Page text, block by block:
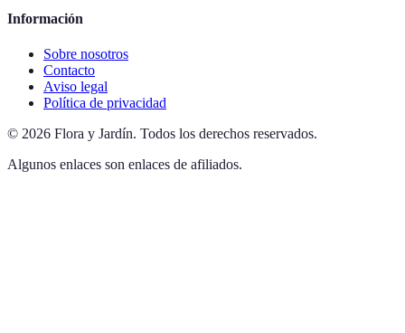
Información
Sobre nosotros
Contacto
Aviso legal
Política de privacidad
© 2026 Flora y Jardín. Todos los derechos reservados.
Algunos enlaces son enlaces de afiliados.